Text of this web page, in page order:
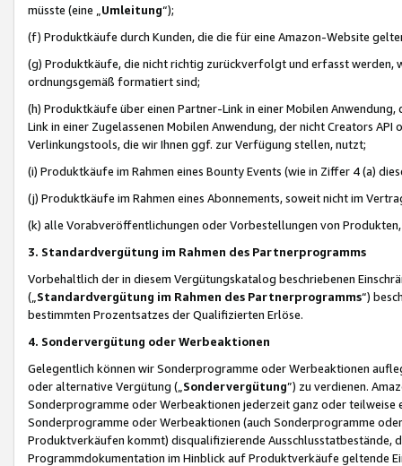
müsste (eine „ Umleitung“);
(f) Produktkäufe durch Kunden, die die für eine Amazon-Website
(g) Produktkäufe, die nicht richtig zurückverfolgt und erfasst werden,
ordnungsgemäß formatiert sind;
(h) Produktkäufe über einen Partner-Link in einer Mobilen
Link in einer Zugelassenen Mobilen Anwendung, der nicht Creators
Verlinkungstools, die wir Ihnen ggf. zur Verfügung stellen, nutzt;
(i) Produktkäufe im Rahmen eines Bounty Events (wie in Ziffer 4 (a)
(j) Produktkäufe im Rahmen eines Abonnements, soweit nicht im
(k) alle Vorabveröffentlichungen oder Vorbestellungen von
3. Standardvergütung im Rahmen des Partnerprogramms
Vorbehaltlich der in diesem Vergütungskatalog beschriebenen
(„ Standardvergütung im Rahmen des Partnerprogramms“)
bestimmten Prozentsatzes der Qualifizierten Erlöse.
4. Sondervergütung oder Werbeaktionen
Gelegentlich können wir Sonderprogramme oder Werbeaktionen
oder alternative Vergütung („ Sondervergütung”) zu verdienen.
Sonderprogramme oder Werbeaktionen jederzeit ganz oder
Sonderprogramme oder Werbeaktionen (auch Sonderprogramme
Produktverkäufen kommt) disqualifizierende Ausschlusstatbestände,
Programmdokumentation im Hinblick auf Produktverkäufe geltende